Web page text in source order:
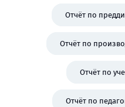
Отчёт по
Отчёт по
Отчёт по
Отчёт по